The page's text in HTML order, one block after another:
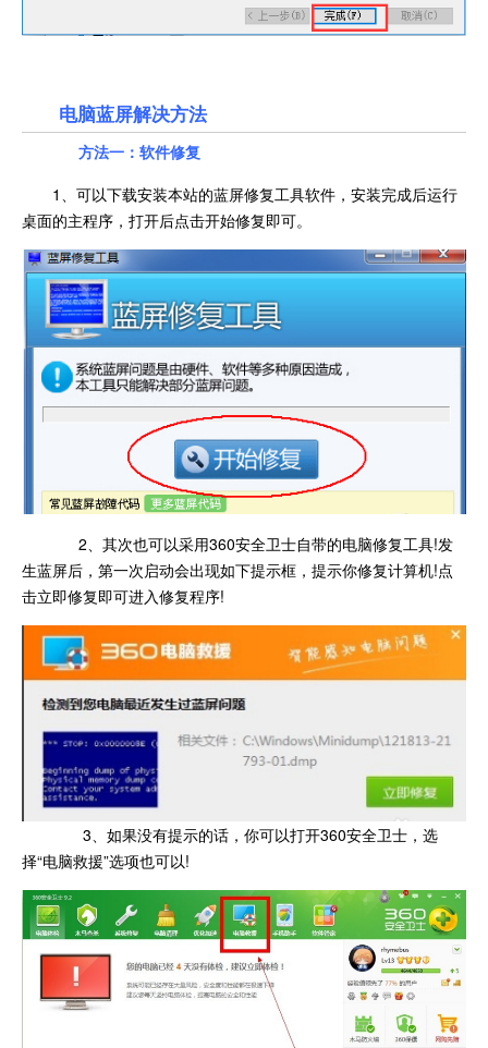
电脑蓝屏解决方法
方法一：软件修复
1、可以下载安装本站的蓝屏修复工具软件，安装完成后运行
桌面的主程序，打开后点击开始修复即可。
2、其次也可以采用360安全卫士自带的电脑修复工具!发
生蓝屏后，第一次启动会出现如下提示框，提示你修复计算机!点
击立即修复即可进入修复程序!
3、如果没有提示的话，你可以打开360安全卫士，选
择“电脑救援”选项也可以!